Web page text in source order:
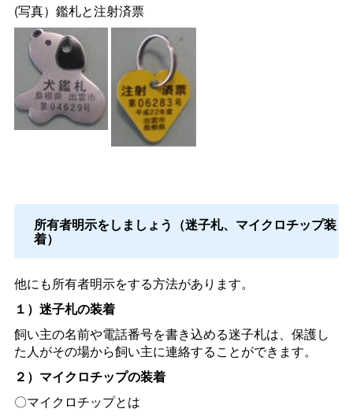
(写真）鑑札と注射済票
所有者明示をしましょう（迷子札、マイクロチップ装
着）
他にも所有者明示をする方法があります。
１）迷子札の装着
飼い主の名前や電話番号を書き込める迷子札は、保護し
た人がその場から飼い主に連絡することができます。
２）マイクロチップの装着
〇マイクロチップとは